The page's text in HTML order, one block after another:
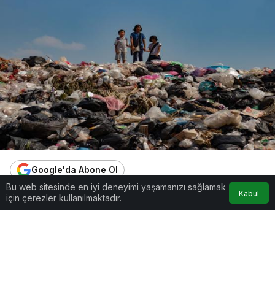
Google'da Abone Ol
1 Paylaş Beğen
Bu web sitesinde en iyi deneyimi yaşamanızı sağlamak
için çerezler kullanılmaktadır.
Kabul